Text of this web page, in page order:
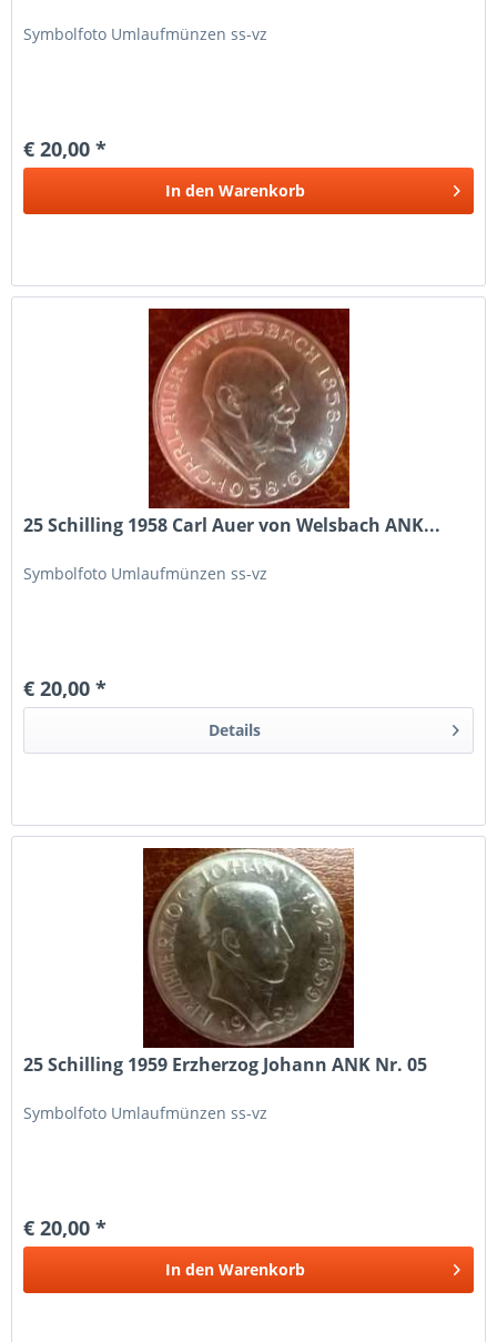
Symbolfoto Umlaufmünzen ss-vz
€ 20,00 *
In den Warenkorb
25 Schilling 1958 Carl Auer von Welsbach ANK...
Symbolfoto Umlaufmünzen ss-vz
€ 20,00 *
Details
25 Schilling 1959 Erzherzog Johann ANK Nr. 05
Symbolfoto Umlaufmünzen ss-vz
€ 20,00 *
In den Warenkorb